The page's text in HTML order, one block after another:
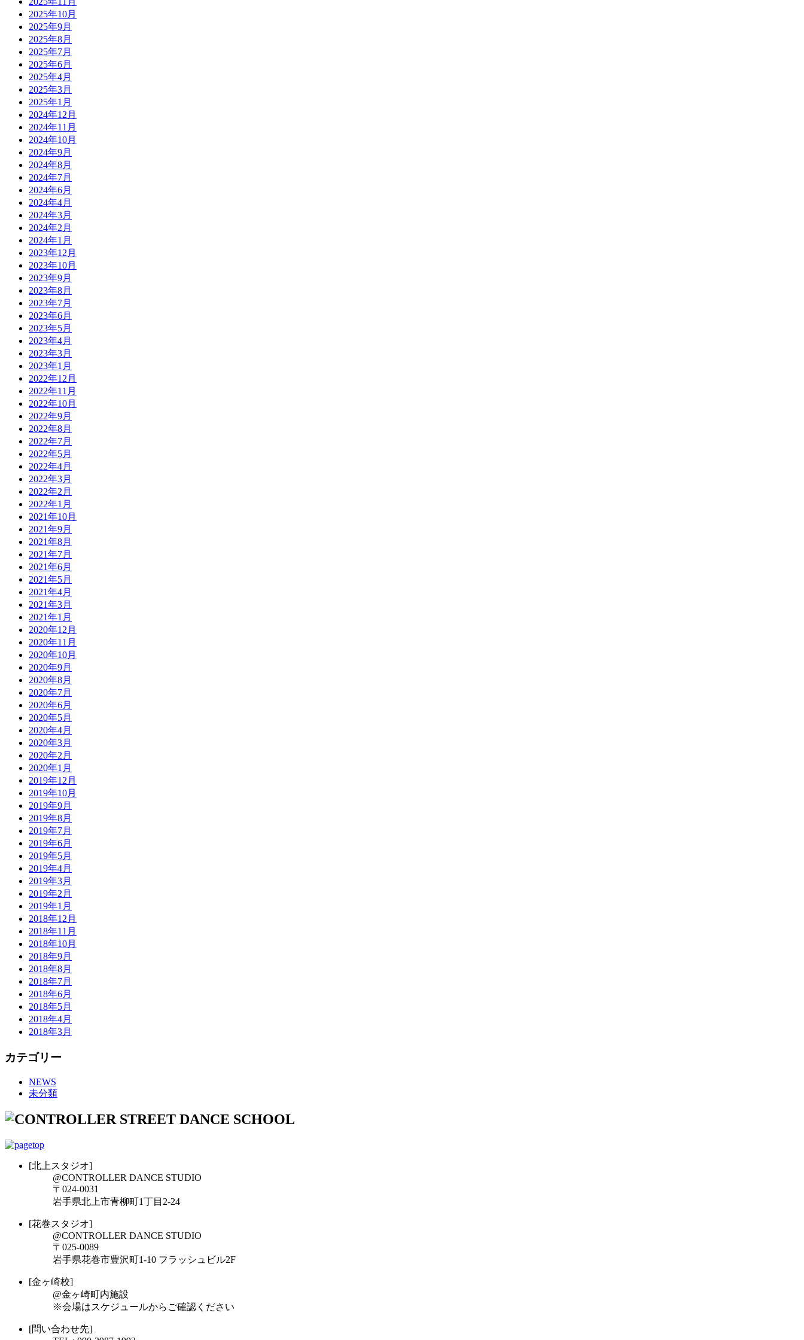
2025年10月
2025年9月
2025年8月
2025年7月
2025年6月
2025年4月
2025年3月
2025年1月
2024年12月
2024年11月
2024年10月
2024年9月
2024年8月
2024年7月
2024年6月
2024年4月
2024年3月
2024年2月
2024年1月
2023年12月
2023年10月
2023年9月
2023年8月
2023年7月
2023年6月
2023年5月
2023年4月
2023年3月
2023年1月
2022年12月
2022年11月
2022年10月
2022年9月
2022年8月
2022年7月
2022年5月
2022年4月
2022年3月
2022年2月
2022年1月
2021年10月
2021年9月
2021年8月
2021年7月
2021年6月
2021年5月
2021年4月
2021年3月
2021年1月
2020年12月
2020年11月
2020年10月
2020年9月
2020年8月
2020年7月
2020年6月
2020年5月
2020年4月
2020年3月
2020年2月
2020年1月
2019年12月
2019年10月
2019年9月
2019年8月
2019年7月
2019年6月
2019年5月
2019年4月
2019年3月
2019年2月
2019年1月
2018年12月
2018年11月
2018年10月
2018年9月
2018年8月
2018年7月
2018年6月
2018年5月
2018年4月
2018年3月
カテゴリー
NEWS
未分類
[北上スタジオ]
@CONTROLLER DANCE STUDIO
〒024-0031
岩手県北上市青柳町1丁目2-24
[花巻スタジオ]
@CONTROLLER DANCE STUDIO
〒025-0089
岩手県花巻市豊沢町1-10 フラッシュビル2F
[金ヶ崎校]
@金ヶ崎町内施設
※会場はスケジュールからご確認ください
[問い合わせ先]